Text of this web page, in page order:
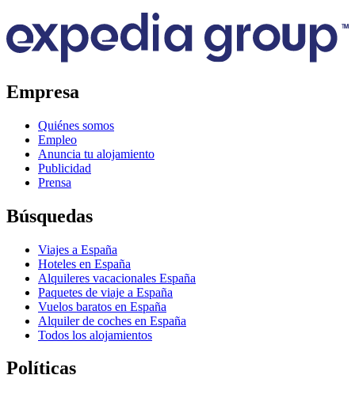
Empresa
Quiénes somos
Empleo
Anuncia tu alojamiento
Publicidad
Prensa
Búsquedas
Viajes a España
Hoteles en España
Alquileres vacacionales España
Paquetes de viaje a España
Vuelos baratos en España
Alquiler de coches en España
Todos los alojamientos
Políticas